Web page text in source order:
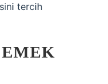
tercih